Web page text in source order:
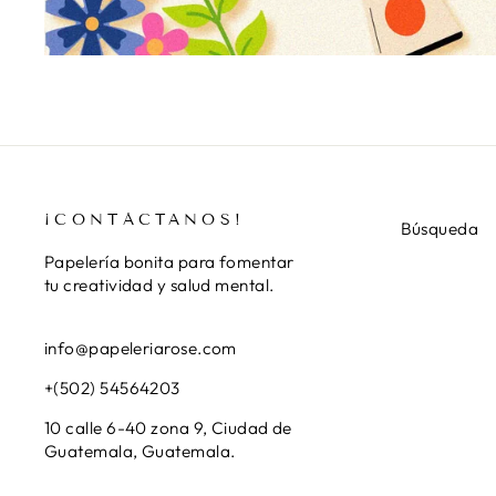
¡CONTÁCTANOS!
Papelería bonita para fomentar
tu creatividad y salud mental.
info@papeleriarose.com
+(502) 54564203
10 calle 6-40 zona 9, Ciudad de
Guatemala, Guatemala.
Búsqueda